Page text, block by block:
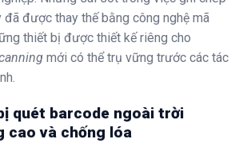
được thay thế bằng công nghệ mã
thiết bị được thiết kế riêng cho
mới có thể trụ vững trước các tác
quét barcode ngoài trời
cao và chống lóa